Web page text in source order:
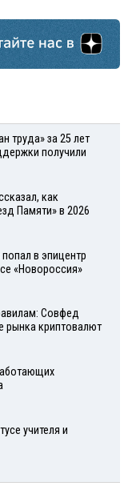
труда» за 25 лет
получили
как
Памяти» в 2026
в эпицентр
«Новороссия»
Совфед
рынка криптовалют
учителя и